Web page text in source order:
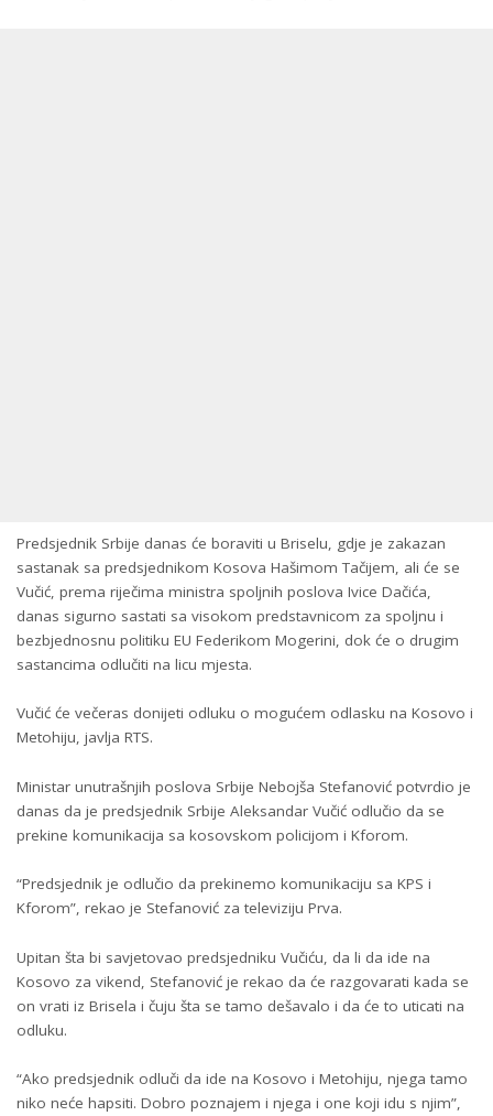
Predsjednik Srbije danas će boraviti u Briselu, gdje je zakazan
sastanak sa predsjednikom Kosova Hašimom Tačijem, ali će se
Vučić, prema riječima ministra spoljnih poslova Ivice Dačića,
danas sigurno sastati sa visokom predstavnicom za spoljnu i
bezbjednosnu politiku EU Federikom Mogerini, dok će o drugim
sastancima odlučiti na licu mjesta.
Vučić će večeras donijeti odluku o mogućem odlasku na Kosovo i
Metohiju, javlja RTS.
Ministar unutrašnjih poslova Srbije Nebojša Stefanović potvrdio je
danas da je predsjednik Srbije Aleksandar Vučić odlučio da se
prekine komunikacija sa kosovskom policijom i Kforom.
“Predsjednik je odlučio da prekinemo komunikaciju sa KPS i
Kforom”, rekao je Stefanović za televiziju Prva.
Upitan šta bi savjetovao predsjedniku Vučiću, da li da ide na
Kosovo za vikend, Stefanović je rekao da će razgovarati kada se
on vrati iz Brisela i čuju šta se tamo dešavalo i da će to uticati na
odluku.
“Ako predsjednik odluči da ide na Kosovo i Metohiju, njega tamo
niko neće hapsiti. Dobro poznajem i njega i one koji idu s njim”,